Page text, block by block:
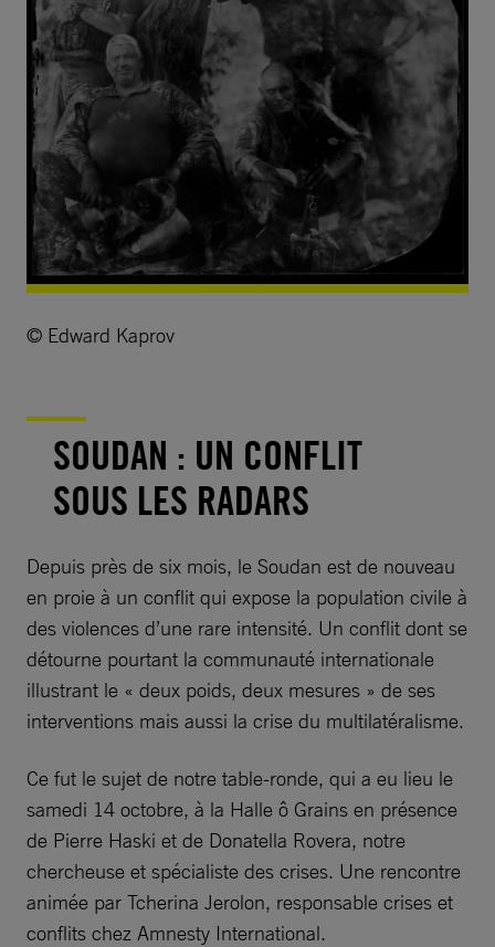
© Edward Kaprov
SOUDAN : UN CONFLIT
SOUS LES RADARS
Depuis près de six mois, le Soudan est de nouveau
en proie à un conflit qui expose la population civile à
des violences d’une rare intensité. Un conflit dont se
détourne pourtant la communauté internationale
illustrant le « deux poids, deux mesures » de ses
interventions mais aussi la crise du multilatéralisme.
Ce fut le sujet de notre table-ronde, qui a eu lieu le
samedi 14 octobre, à la Halle ô Grains en présence
de Pierre Haski et de Donatella Rovera, notre
chercheuse et spécialiste des crises. Une rencontre
animée par Tcherina Jerolon, responsable crises et
conflits chez Amnesty International.